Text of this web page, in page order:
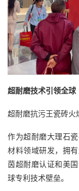
超耐磨技术引领全球
超耐磨抗污王瓷砖火
作为超耐磨大理石
材料领域研发，拥
茵超耐磨认证和美
球专利技术壁垒。